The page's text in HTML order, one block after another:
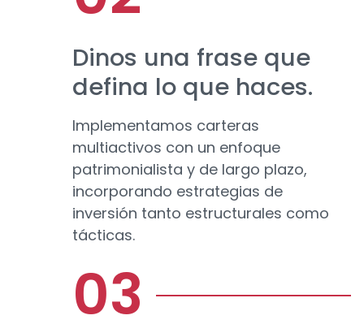
Dinos una frase que
defina lo que haces.
Implementamos carteras
multiactivos con un enfoque
patrimonialista y de largo plazo,
incorporando estrategias de
inversión tanto estructurales como
tácticas.